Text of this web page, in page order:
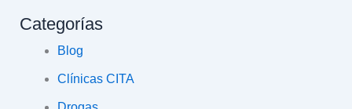
Categorías
Blog
Clínicas CITA